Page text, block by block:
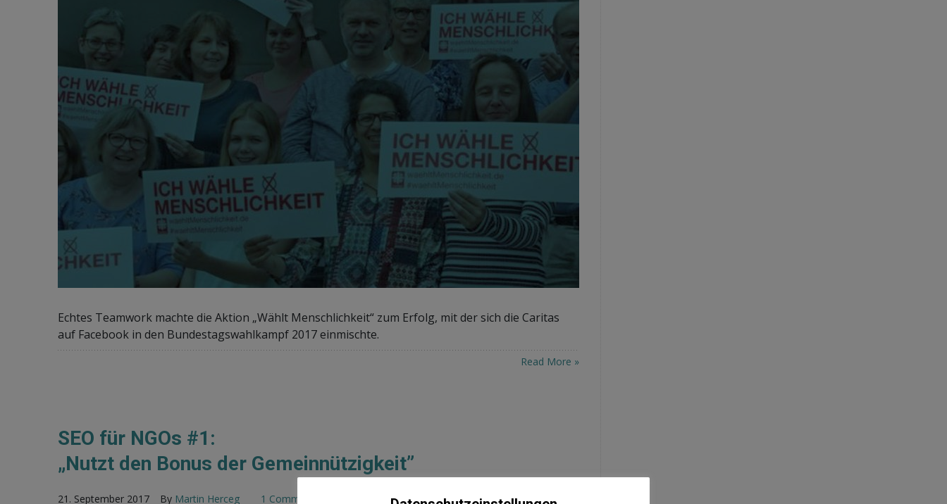
Echtes Teamwork machte die Aktion „Wählt Menschlichkeit“ zum Erfolg, mit der sich die Caritas
auf Facebook in den Bundestagswahlkampf 2017 einmischte.
Read More »
SEO für NGOs #1:
„Nutzt den Bonus der Gemeinnützigkeit”
21. September 2017 By Martin Herceg 1 Comment